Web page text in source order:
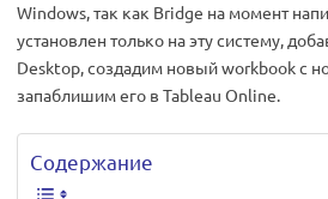
Windows, так как Bridge на момент
установлен только на эту систему,
Desktop, создадим новый workbook с
запаблишим его в Tableau Online.
Содержание